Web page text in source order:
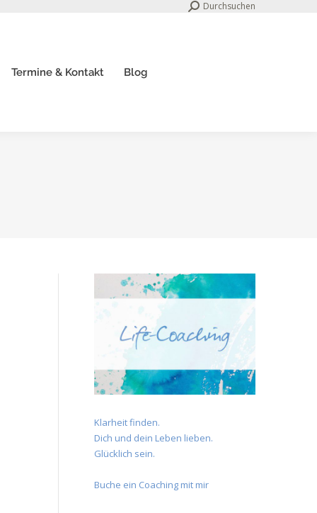
Search:Durchsuchen
Termine & Kontakt Blog
Klarheit finden.
Dich und dein Leben lieben.
Glücklich sein.
Buche ein Coaching mit mir